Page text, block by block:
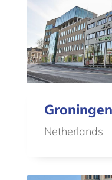
Groningen
Netherlands